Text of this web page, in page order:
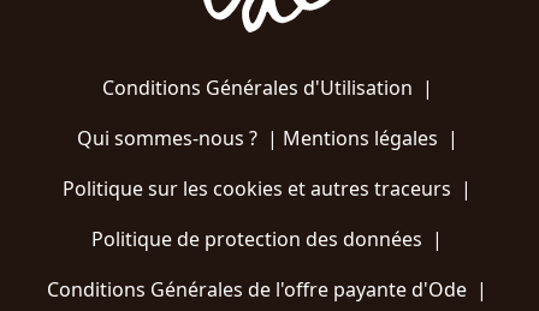
Conditions Générales d'Utilisation |
Qui sommes-nous ?| Mentions légales |
Politique sur les cookies et autres traceurs |
Politique de protection des données |
Conditions Générales de l'offre payante d'Ode |